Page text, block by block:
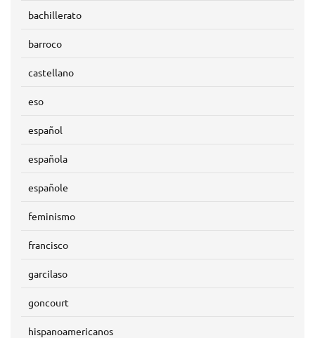
bachillerato
barroco
castellano
eso
español
española
españole
feminismo
francisco
garcilaso
goncourt
hispanoamericanos